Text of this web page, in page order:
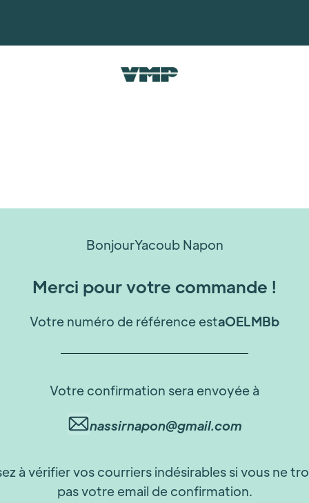
BonjourYacoub Napon
Merci pour votre commande !
Votre numéro de référence estaOELMBb
Votre confirmation sera envoyée à
nassirnapon@gmail.com
à vérifier vos courriers indésirables si vous ne
pas votre email de confirmation.